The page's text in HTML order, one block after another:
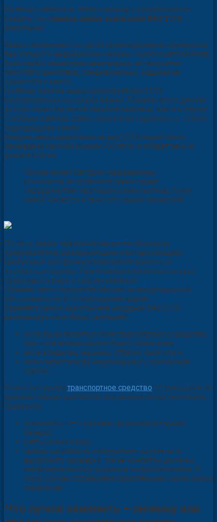
На этом у меня все, теперь можно с уверенностью
сказать, что замена замка зажигания ВАЗ 2110 -
закончена!
Замок зажигания считается немаловажным элементом,
без которого невозможна «жизнь» любого автомобиля.
Если замок зажигания неисправен, не получится
запустить двигатель, следовательно, машина не
сдвинется с места.
Поэтому замена замка зажигания ваз 2110
своевременно настолько важна. Помимо этого данная
деталь является некой защитой машины, как и в случае
с любым замком, замок зажигания подчиняется только
подходящему ключу.
Замена замка зажигания на ваз 2110 может быть
проведена своими руками. Об этом и пойдет речь в
данной статье.
Примечание! Сегодня современных
угонщиков не остановит даже самая
«продвинутая» противоугонная система, то же
самое касается и простого замка зажигания.
По сути, замок зажигания является обычным
прерывателем, размыкающим или смыкающим
требуемые для функционирования двигателя
контактные группы. При неисправности такого узла
повышается риск угона автомобиля.
Помимо этого создаются многие непредвиденные
обстоятельства в неподходящее время.
Заменять замок зажигания в машинах ВАЗ 2110
рекомендуется в таких ситуациях:
если была попытка угона транспортного средства,
при этом взламывался замок зажигания;
если владелец машины утратил свой ключ;
если перестала функционировать контактная
группа.
В частых случаях транспортное средство не заводится по
причине плохих контактов, это можно легко проверить.
Требуется:
отключить « — » клемму на аккумуляторной
батарее;
снять кожух снизу ;
применяя омметр, отсоединить контакты и
выполнить проверку. Такие контакты должны
характеризоваться нулевым сопротивлением. В
ином случае потребуется обязательная смена замка
зажигания.
Что лучше заменить – личинку или